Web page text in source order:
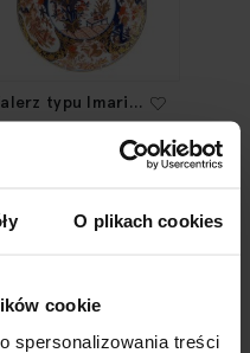
O plikach cookies
cookie
spersonalizowania treści
typu Imari,
poł. XIX w.